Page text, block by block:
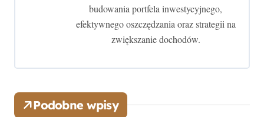
u
budowania portfela inwestycyjnego,
efektywnego oszczędzania oraz strategii na
zwiększanie dochodów.
Podobne wpisy